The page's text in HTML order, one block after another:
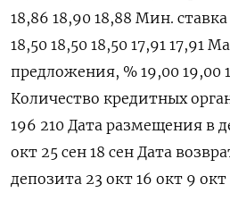
18,86 18,90 18,88 Мин.
18,50 18,50 18,50 17,91 17,91
предложения, % 19,00 19,00
Количество кредитных
196 210 Дата размещения в
окт 25 сен 18 сен Дата
депозита 23 окт 16 окт 9 окт